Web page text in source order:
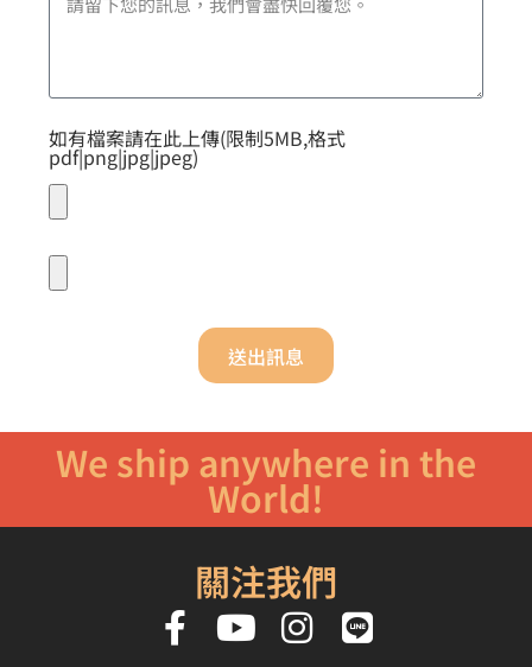
如有檔案請在此上傳(限制5MB,格式
pdf|png|jpg|jpeg)
送出訊息
We ship anywhere in the
World!
關注我們